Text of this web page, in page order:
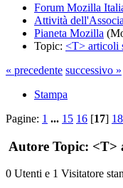
Forum Mozilla
Attività
Pianeta Mozilla
Topic: <T> articoli
« precedente successivo »
Stampa
Pagine: 1 ... 15 16 [17] 18
Autore Topic: <T>
0 Utenti e 1 Visitatore